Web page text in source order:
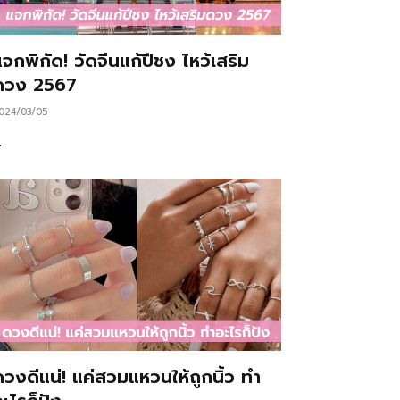
กพิกัด! วัดจีนแก้ปีชง ไหว้เสริม
ง 2567
03/05
งดีแน่! แค่สวมแหวนให้ถูกนิ้ว ทำ